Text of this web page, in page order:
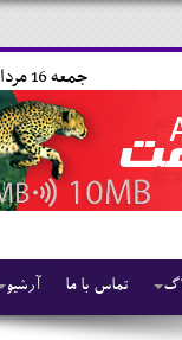
جمعه 16 مرداد 1405-22:24-
آرشیو تماس با ما